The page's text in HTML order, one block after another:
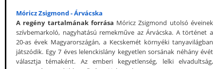
Móricz Zsigmond - Árvácska
A regény tartalmának forrása Móricz Zsigmond utolsó éveinek
szívbemarkoló, nagyhatású remekműve az Árvácska. A történet a
20-as évek Magyarországán, a Kecskemét környéki tanyavilágban
játszódik. Egy 7 éves lelenckislány kegyetlen sorsának néhány évét
választja témaként. Az emberi kegyetlenség, lelki elvadultság,